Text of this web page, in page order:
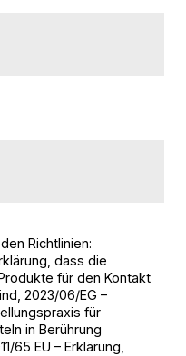
Richtlinien:
dass die
für den Kontakt
2023/06/EG –
für
in Berührung
65 EU – Erklärung,